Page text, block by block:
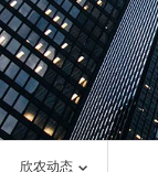
欣农动态